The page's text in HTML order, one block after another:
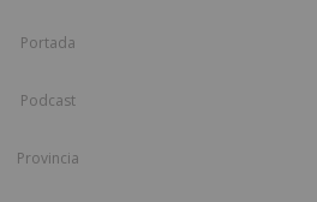
Portada
Podcast
Provincia